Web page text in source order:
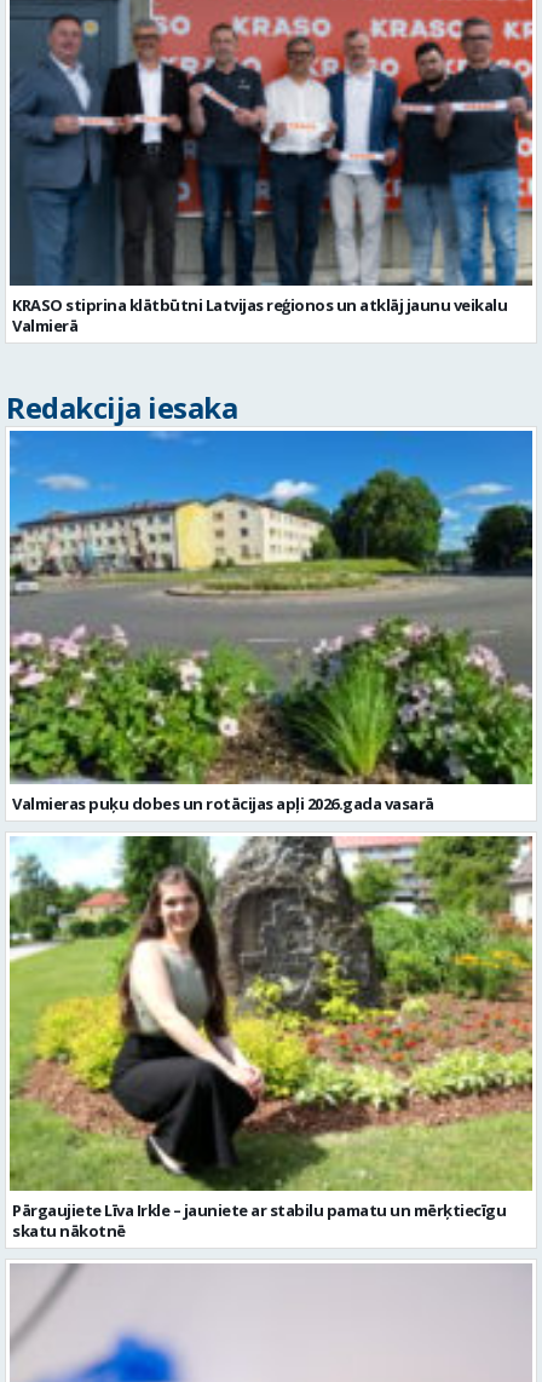
KRASO stiprina klātbūtni Latvijas reģionos un atklāj jaunu veikalu
Valmierā
Redakcija iesaka
Valmieras puķu dobes un rotācijas apļi 2026.gada vasarā
Pārgaujiete Līva Irkle – jauniete ar stabilu pamatu un mērķtiecīgu
skatu nākotnē